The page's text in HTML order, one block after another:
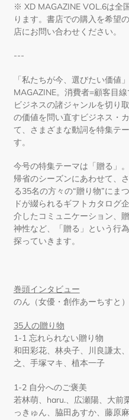
商
品
を
す
る
※ XD MAGAZINE VOL.6は全
ります。書店での購入を希望
店にお問い合わせください。
---
「私たちが今、選びたい価値
MAGAZINE。消費者=顧客目線
ビジネスの諸ジャンルを切り
の価値を問い直すビジネス・
て、さまざまな動詞を特集テ
す。
今号の特集テーマは「贈る」
帰省のシーズンにあわせて、
る35名の方々の“贈り物”にま
ドが綴られるギフトカタログ
介したコミュニケーション、
神性など、「贈る」という行
探っていきます。
巻頭インタビュー
のん（女優・創作あーちすと）
35人の贈り物
1-1 忘れられない贈り物
和田彩花、林央子、川良謙太
之、手塚マキ、植本一子
1-2 自分へのご褒美
若林萌、haru.、広瀬陽、大前
っきゅん、脇田あすか、藤原